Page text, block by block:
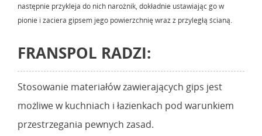
następnie przykleja do nich narożnik, dokładnie ustawiając go w
pionie i zaciera gipsem jego powierzchnię wraz z przyległą ścianą.
FRANSPOL RADZI:
Stosowanie materiałów zawierających gips jest
możliwe w kuchniach i łazienkach pod warunkiem
przestrzegania pewnych zasad.